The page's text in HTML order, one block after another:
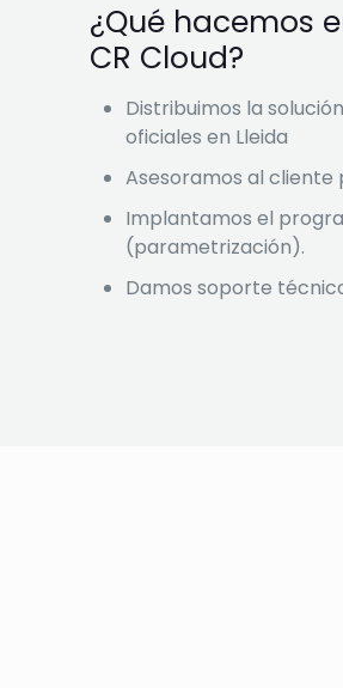
¿Qué hacemos
CR Cloud?
Distribuimos la
oficiales en Lleida
Asesoramos al
Implantamos el
(parametrización).
Damos soporte